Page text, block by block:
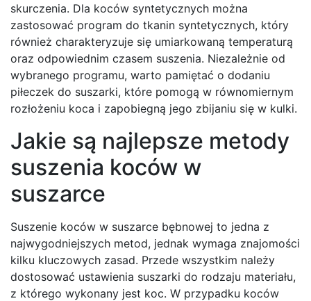
skurczenia. Dla koców syntetycznych można
zastosować program do tkanin syntetycznych, który
również charakteryzuje się umiarkowaną temperaturą
oraz odpowiednim czasem suszenia. Niezależnie od
wybranego programu, warto pamiętać o dodaniu
piłeczek do suszarki, które pomogą w równomiernym
rozłożeniu koca i zapobiegną jego zbijaniu się w kulki.
Jakie są najlepsze metody
suszenia koców w
suszarce
Suszenie koców w suszarce bębnowej to jedna z
najwygodniejszych metod, jednak wymaga znajomości
kilku kluczowych zasad. Przede wszystkim należy
dostosować ustawienia suszarki do rodzaju materiału,
z którego wykonany jest koc. W przypadku koców